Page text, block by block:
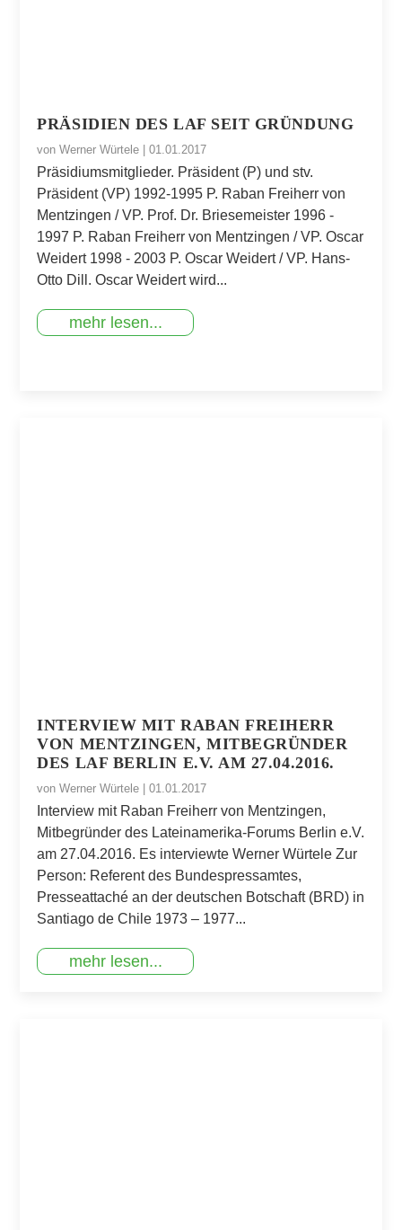
PRÄSIDIEN DES LAF SEIT GRÜNDUNG
vonWerner Würtele |01.01.2017
Präsidiumsmitglieder. Präsident (P) und stv.
Präsident (VP) 1992-1995 P. Raban Freiherr von
Mentzingen / VP. Prof. Dr. Briesemeister 1996 -
1997 P. Raban Freiherr von Mentzingen / VP. Oscar
Weidert 1998 - 2003 P. Oscar Weidert / VP. Hans-
Otto Dill. Oscar Weidert wird...
mehr lesen...
INTERVIEW MIT RABAN FREIHERR
VON MENTZINGEN, MITBEGRÜNDER
DES LAF BERLIN E.V. AM 27.04.2016.
vonWerner Würtele |01.01.2017
Interview mit Raban Freiherr von Mentzingen,
Mitbegründer des Lateinamerika-Forums Berlin e.V.
am 27.04.2016. Es interviewte Werner Würtele Zur
Person: Referent des Bundespressamtes,
Presseattaché an der deutschen Botschaft (BRD) in
Santiago de Chile 1973 – 1977...
mehr lesen...